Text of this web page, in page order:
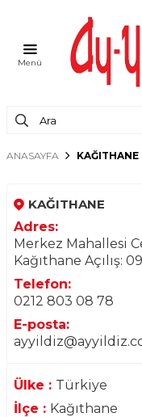
Menü
ANASAYFA KAĞITHANE
KAĞITHANE
Adres:
Merkez Mahallesi
Kağıthane Açılış:
Telefon:
0212 803 08 78
E-posta:
Ülke : Türkiye
İlçe : Kağıthane